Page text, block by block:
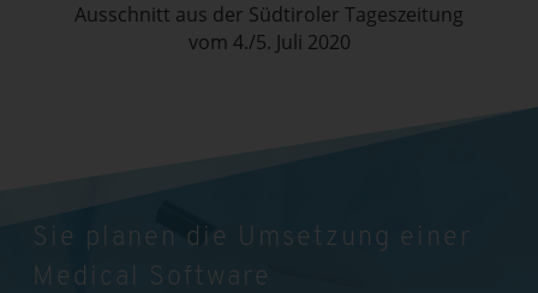
Ausschnitt aus der Südtiroler Tageszeitung
vom 4./5. Juli 2020
Sie planen die Umsetzung einer
Medical Software